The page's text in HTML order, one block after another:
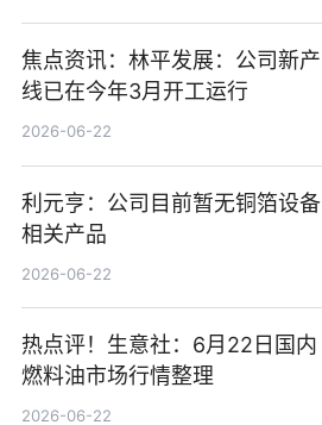
焦点资讯：林平发展：公司新产
线已在今年3月开工运行
2026-06-22
利元亨：公司目前暂无铜箔设备
相关产品
2026-06-22
热点评！生意社：6月22日国内
燃料油市场行情整理
2026-06-22